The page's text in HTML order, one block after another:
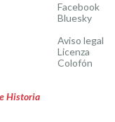
Facebook
Bluesky
Aviso legal
Licenza
Colofón
Historia